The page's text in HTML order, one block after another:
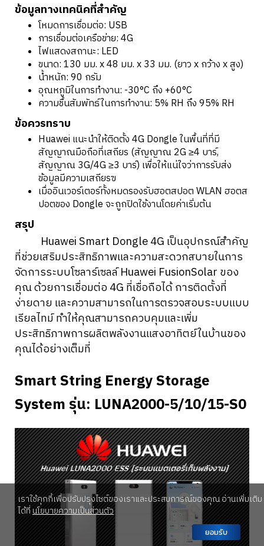
ข้อมูลทางเทคนิคที่สำคัญ
โหมดการเชื่อมต่อ: USB
การเชื่อมต่อเครือข่าย: 4G
ไฟแสดงสถานะ: LED
ขนาด: 130 มม. x 48 มม. x 33 มม. (ยาว x กว้าง x สูง)
น้ำหนัก: 90 กรัม
อุณหภูมิในการทำงาน: -30°C ถึง +60°C
ความชื้นสัมพัทธ์ในการทำงาน: 5% RH ถึง 95% RH
ข้อควรทราบ
Huawei แนะนำให้ติดตั้ง 4G Dongle ในพื้นที่ที่มี
สัญญาณมือถือที่เสถียร (สัญญาณ 2G ≥4 บาร์,
สัญญาณ 3G/4G ≥3 บาร์) เพื่อให้แน่ใจว่าการรับส่ง
ข้อมูลมีความเสถียรฃ
เมื่ออินเวอร์เตอร์ทั้งหมดรองรับฮอตสปอต WLAN ฮอตส
ปอตของ Dongle จะถูกปิดใช้งานโดยค่าเริ่มต้น
สรุป
Huawei Smart Dongle 4G เป็นอุปกรณ์สำคัญ
ที่ช่วยเสริมประสิทธิภาพและความสะดวกสบายในการ
จัดการระบบโซลาร์เซลล์ Huawei FusionSolar ของ
คุณ ด้วยการเชื่อมต่อ 4G ที่เชื่อถือได้ การติดตั้งที่
ง่ายดาย และความสามารถในการตรวจสอบระบบแบบ
เรียลไทม์ ทำให้คุณสามารถควบคุมและเพิ่ม
ประสิทธิภาพการผลิตพลังงานแสงอาทิตย์ในบ้านของ
คุณได้อย่างเต็มที่
Smart String Energy Storage
System รุ่น: LUNA2000-5/10/15-S0
เราใช้คุกกี้เพื่อปรับปรุงไซต์ของเราและประสบการณ์ของคุณ อ่านเพิ่มเติม
ได้ที่นโยบายความเป็นส่วนตัว
ยอมรับ